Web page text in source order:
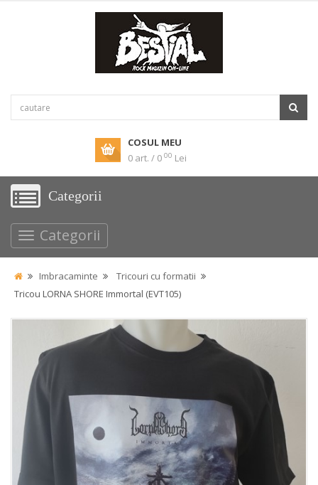
COSUL MEU
0 art. / 0 00 Lei
Categorii
Categorii
Imbracaminte
Tricouri cu formatii
Tricou LORNA SHORE Immortal (EVT105)